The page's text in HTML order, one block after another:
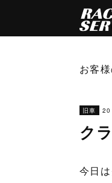
お客
旧車
ク
今日